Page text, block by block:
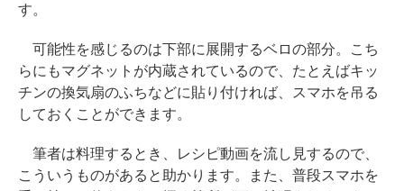
す。
可能性を感じるのは下部に展開するベロの部分。こち
らにもマグネットが内蔵されているので、たとえばキッ
チンの換気扇のふちなどに貼り付ければ、スマホを吊る
しておくことができます。
筆者は料理するとき、レシピ動画を流し見するので、
こういうものがあると助かります。また、普段スマホを